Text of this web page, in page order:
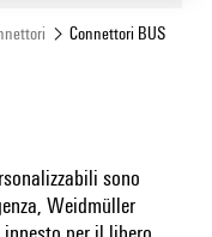
Center easyConnect
Connettori BUS
sono
Weidmüller